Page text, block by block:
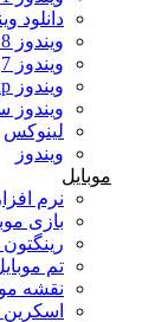
دانلود
ویندوز 8 و 8.1
ویندوز 7
ویندوز xp
ویندوز
لینوکس
ویندوز
موبایل
نرم
بازی
رینگتون
تم
نقشه